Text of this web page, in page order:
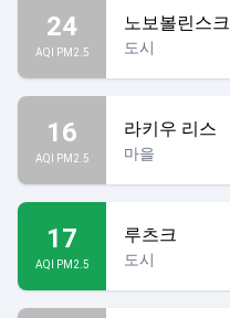
24
AQI PM2.5
노보볼린스크
도시
16
AQI PM2.5
라키우 리스
마을
17
AQI PM2.5
루츠크
도시